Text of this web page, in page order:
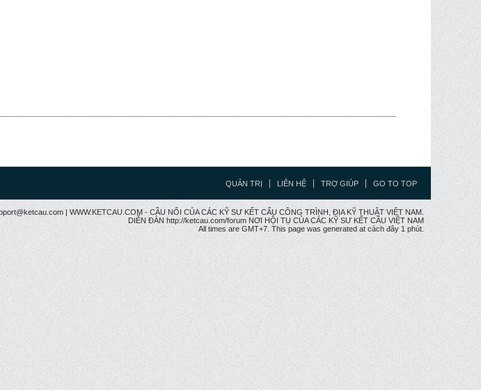
QUẢN TRỊ LIÊN HỆ TRỢ GIÚP GO TO TOP
| WWW.KETCAU.COM - CẦU NỐI CỦA CÁC KỸ SƯ KẾT CẤU CÔNG TRÌNH, ĐỊA KỸ THUẬT VIỆT NAM.
DIỄN ĐÀN http://ketcau.com/forum NƠI HỘI TỤ CỦA CÁC KỸ SƯ KẾT CÂU VIỆT NAM
All times are GMT+7. This page was generated at cách đây 1 phút.